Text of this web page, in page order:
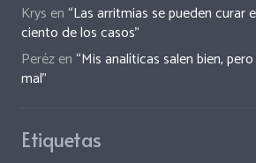
Krys en“Las arritmias se pueden curar
ciento de los casos”
Perézen“Mis analíticas salen bien,
mal”
Etiquetas